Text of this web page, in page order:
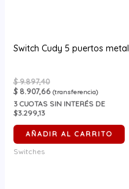
Switch Cudy 5 puertos metal
$9.897,40
$8.907,66 (transferencia)
3CUOTAS SIN INTERÉS DE
$3.299,13
AÑADIR AL CARRITO
Switches